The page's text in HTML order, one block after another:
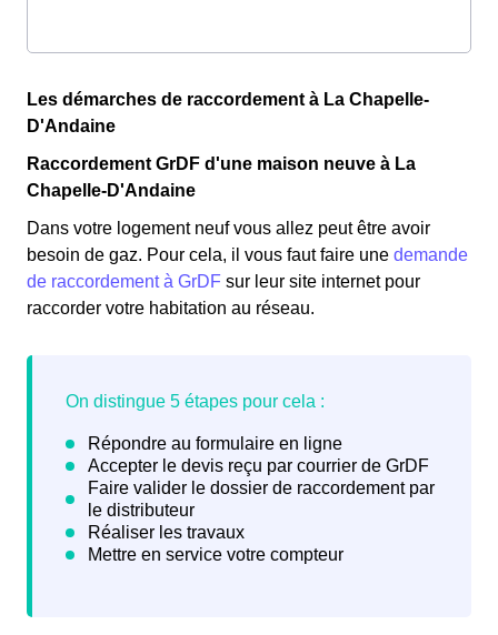
Les démarches de raccordement à La Chapelle-
D'Andaine
Raccordement GrDF d'une maison neuve à La
Chapelle-D'Andaine
Dans votre logement neuf vous allez peut être avoir
besoin de gaz. Pour cela, il vous faut faire une demande
de raccordement à GrDF sur leur site internet pour
raccorder votre habitation au réseau.